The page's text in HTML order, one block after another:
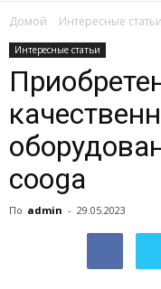
Домой Интересные статьи
Интересные статьи
cooga
По admin - 29.05.2023